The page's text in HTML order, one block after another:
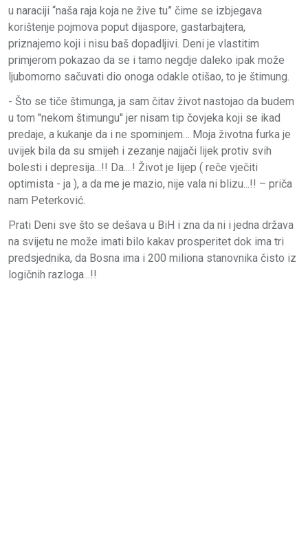
u naraciji “naša raja koja ne žive tu” čime se izbjegava
korištenje pojmova poput dijaspore, gastarbajtera,
priznajemo koji i nisu baš dopadljivi. Deni je vlastitim
primjerom pokazao da se i tamo negdje daleko ipak može
ljubomorno sačuvati dio onoga odakle otišao, to je štimung.
- Što se tiče štimunga, ja sam čitav život nastojao da budem
u tom ''nekom štimungu'' jer nisam tip čovjeka koji se ikad
predaje, a kukanje da i ne spominjem… Moja životna furka je
uvijek bila da su smijeh i zezanje najjači lijek protiv svih
bolesti i depresija...!! Da....! Život je lijep ( reče vječiti
optimista - ja ), a da me je mazio, nije vala ni blizu...!! – priča
nam Peterković.
Prati Deni sve što se dešava u BiH i zna da ni i jedna država
na svijetu ne može imati bilo kakav prosperitet dok ima tri
predsjednika, da Bosna ima i 200 miliona stanovnika čisto iz
logičnih razloga...!!